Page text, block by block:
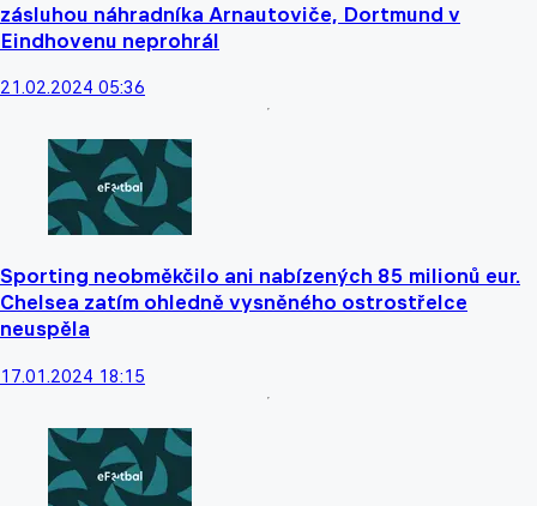
zásluhou náhradníka Arnautoviče, Dortmund v
Eindhovenu neprohrál
21.02.2024 05:36
Sporting neobměkčilo ani nabízených 85 milionů eur.
Chelsea zatím ohledně vysněného ostrostřelce
neuspěla
17.01.2024 18:15